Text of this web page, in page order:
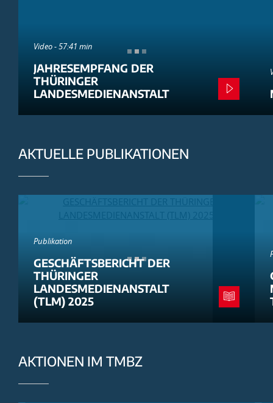
Video - 57:41 min
JAHRESEMPFANG DER
THÜRINGER
LANDESMEDIENANSTALT
AKTUELLE PUBLIKATIONEN
Publikation
GESCHÄFTSBERICHT DER
THÜRINGER
LANDESMEDIENANSTALT
(TLM) 2025
AKTIONEN IM TMBZ